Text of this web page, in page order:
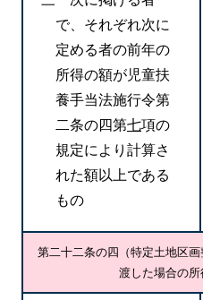
で、それぞれ次に
定める者の前年の
所得の額が児童扶
養手当法施行令第
二条の四第七項の
規定により計算さ
れた額以上である
もの
第二十二条の四（特定土地区
渡した場合の所